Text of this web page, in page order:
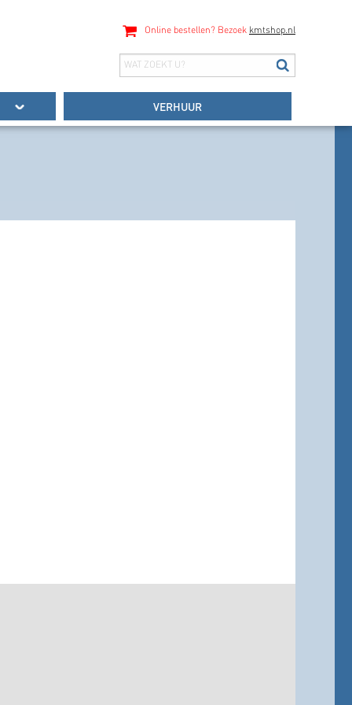
Online bestellen? Bezoek kmtshop.nl
VERHUUR